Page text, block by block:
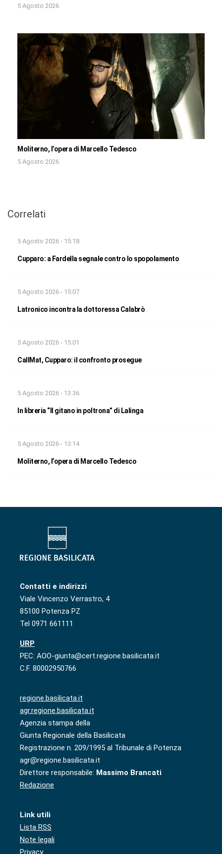
5 Agosto 2026
Moliterno, l’opera di Marcello Tedesco
5 Agosto 2026
Correlati
5 Agosto 2026 - 15:18
Cupparo: a Fardella segnale contro lo spopolamento
5 Agosto 2026 - 15:07
Latronico incontra la dottoressa Calabrò
5 Agosto 2026 - 15:01
CallMat, Cupparo: il confronto prosegue
5 Agosto 2026 - 13:36
In libreria “Il gitano in poltrona” di Lalinga
5 Agosto 2026 - 13:14
Moliterno, l’opera di Marcello Tedesco
Contatti e indirizzi
Viale Vincenzo Verrastro, 4
85100 Potenza PZ
Tel 0971 661111
URP
PEC: AOO-giunta@cert.regione.basilicata.it
C.F. 80002950766
regione.basilicata.it
agr.regione.basilicata.it
Agenzia stampa della
Giunta Regionale della Basilicata
Registrazione n. 209/1995 al Tribunale di Potenza
agr@regione.basilicata.it
Direttore responsabile: Massimo Brancati
Redazione
Link utili
Lista RSS
Note legali
Privacy